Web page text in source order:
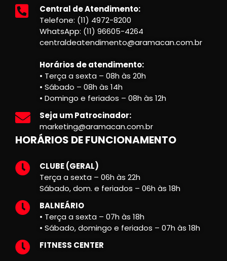
Central de Atendimento:
Telefone: (11) 4972-8200
WhatsApp: (11) 96605-4264
centraldeatendimento@aramacan.com.br
Horários de atendimento:
• Terça a sexta – 08h às 20h
• Sábado – 08h às 14h
• Domingo e feriados – 08h às 12h
Seja um Patrocinador:
marketing@aramacan.com.br
HORÁRIOS DE FUNCIONAMENTO
CLUBE (GERAL)
Terça a sexta – 06h às 22h
Sábado, dom. e feriados – 06h às 18h
BALNEÁRIO
• Terça a sexta – 07h às 18h
• Sábado, domingo e feriados – 07h às 18h
FITNESS CENTER